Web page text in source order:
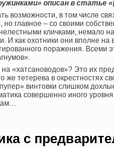
описан в статье «
возможности, в том числе
но главное – со своими
кличками, немало
И как охотники они вполне
поражения. Всеми
на «хатсановодов»? Это их
же тетерева в окрестностях
винтовки слишком
совершенно иного
с